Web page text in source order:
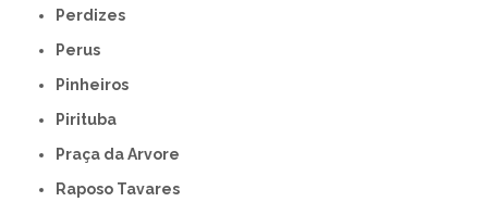
Perdizes
Perus
Pinheiros
Pirituba
Praça da Arvore
Raposo Tavares